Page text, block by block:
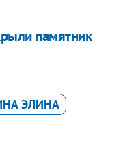
памятник
ЭЛИНА